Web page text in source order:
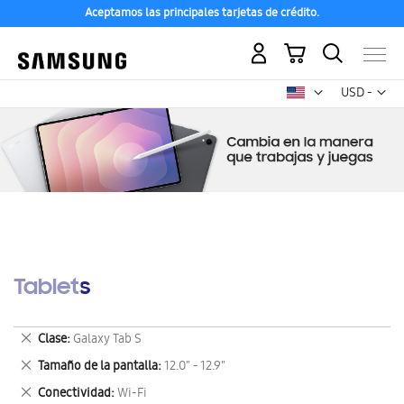
Aceptamos las principales tarjetas de crédito.
USD -
dólar
Mi carrito
Tablets
Clase Galaxy Tab S
Eliminar
este
artículo
Tamaño de la pantalla 12.0" - 12.9"
Eliminar
este
Conectividad Wi-Fi
Eliminar